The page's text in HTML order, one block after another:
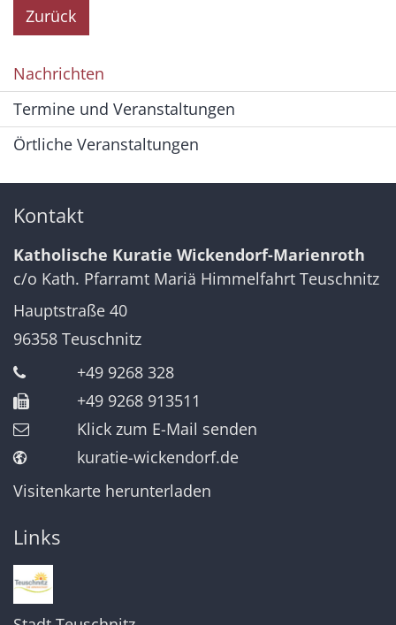
Zurück
Nachrichten
Termine und Veranstaltungen
Örtliche Veranstaltungen
Kontakt
Katholische Kuratie Wickendorf-Marienroth
c/o Kath. Pfarramt Mariä Himmelfahrt Teuschnitz
Hauptstraße 40
96358 Teuschnitz
+49 9268 328
+49 9268 913511
Klick zum E-Mail senden
kuratie-wickendorf.de
Visitenkarte herunterladen
Links